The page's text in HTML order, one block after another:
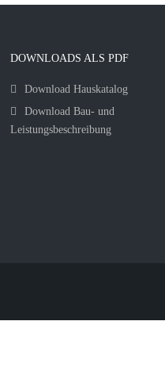
DOWNLOADS ALS PDF
Download Hauskatalog
Download Bau- und
Leistungsbeschreibung